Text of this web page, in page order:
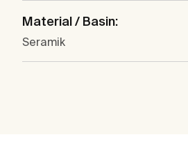
Material / Basin:
Seramik